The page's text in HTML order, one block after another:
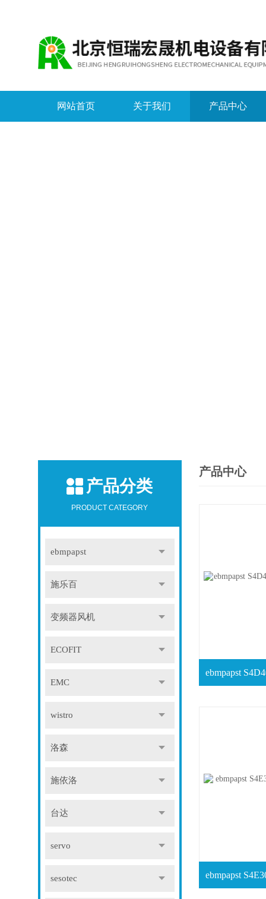
网站首页 关于我们 产品中心
产品分类
PRODUCT CATEGORY
ebmpapst
施乐百
变频器风机
ECOFIT
EMC
wistro
洛森
施依洛
台达
servo
sesotec
产品中心